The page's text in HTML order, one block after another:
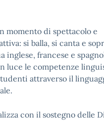
momento di spettacolo e
si balla, si canta e
inglese, francese e
luce le competenze
attraverso il
con il sostegno delle